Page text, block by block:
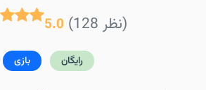
5.0 (128 نظر)
رایگان بازی